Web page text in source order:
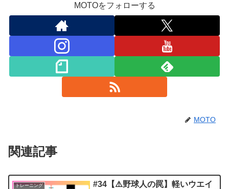
MOTOをフォローする
MOTO
関連記事
トレーニング
#34【⚠️野球人の罠】軽いウエイ